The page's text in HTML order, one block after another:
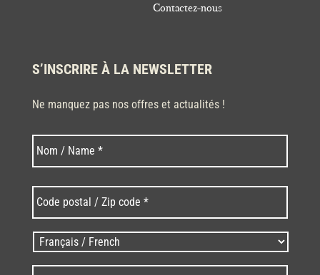
Contactez-nous
S’INSCRIRE À LA NEWSLETTER
Ne manquez pas nos offres et actualités !
Nom * Nom
postal
/
Zip
code
* *
Langues
/
Language *